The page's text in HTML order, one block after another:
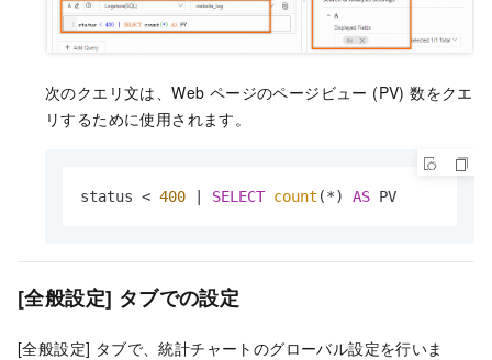
次のクエリ文は、Web ページのページビュー (PV) 数をクエ
リするために使用されます。
status < 400 SELECT count (*) AS PV
[全般設定] タブでの設定
[全般設定] タブで、統計チャートのグローバル設定を行いま